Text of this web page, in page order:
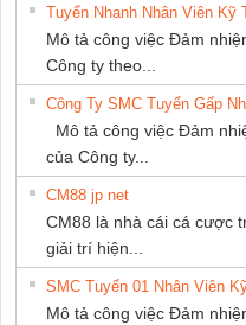
Tuyển Nhanh Nhân Viên Kỹ
Mô tả công việc Đảm
Công ty theo...
Công Ty SMC Tuyển Gấp
Mô tả công việc Đảm
của Công ty...
CM88 jp net
CM88 là nhà cái cá cược
giải trí hiện...
SMC Tuyển 01 Nhân Viên
Mô tả công việc Đảm